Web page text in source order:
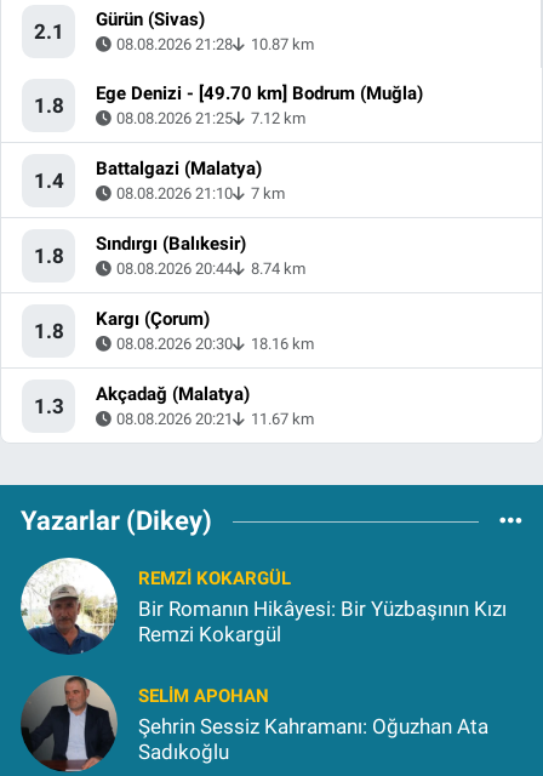
2.1 Gürün (Sivas)
08.08.2026 21:28 10.87 km
1.8 Ege Denizi - [49.70 km] Bodrum (Muğla)
08.08.2026 21:25 7.12 km
1.4 Battalgazi (Malatya)
08.08.2026 21:10 7 km
1.8 Sındırgı (Balıkesir)
08.08.2026 20:44 8.74 km
1.8 Kargı (Çorum)
08.08.2026 20:30 18.16 km
1.3 Akçadağ (Malatya)
08.08.2026 20:21 11.67 km
Yazarlar (Dikey)
REMZI KOKARGÜL
Bir Romanın Hikâyesi: Bir Yüzbaşının Kızı
Remzi Kokargül
SELIM APOHAN
Şehrin Sessiz Kahramanı: Oğuzhan Ata
Sadıkoğlu